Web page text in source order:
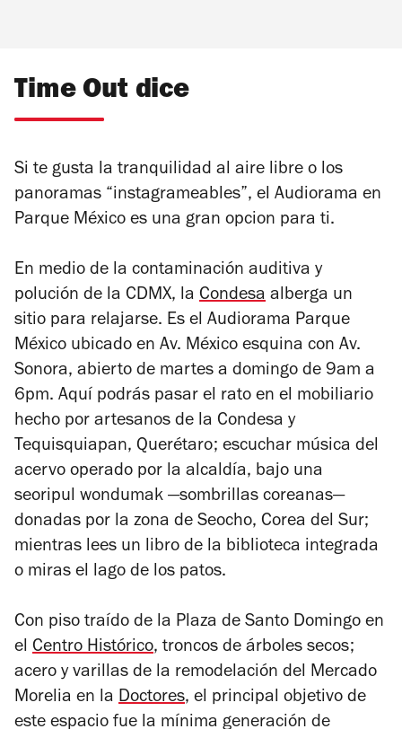
Time Out dice
Si te gusta la tranquilidad al aire libre o los
panoramas “instagrameables”, el Audiorama en
Parque México es una gran opcion para ti.
En medio de la contaminación auditiva y
polución de la CDMX, la Condesa alberga un
sitio para relajarse. Es el Audiorama Parque
México ubicado en Av. México esquina con Av.
Sonora, abierto de martes a domingo de 9am a
6pm. Aquí podrás pasar el rato en el mobiliario
hecho por artesanos de la Condesa y
Tequisquiapan, Querétaro; escuchar música del
acervo operado por la alcaldía, bajo una
seoripul wondumak —sombrillas coreanas—
donadas por la zona de Seocho, Corea del Sur;
mientras lees un libro de la biblioteca integrada
o miras el lago de los patos.
Con piso traído de la Plaza de Santo Domingo en
el Centro Histórico, troncos de árboles secos;
acero y varillas de la remodelación del Mercado
Morelia en la Doctores, el principal objetivo de
este espacio fue la mínima generación de